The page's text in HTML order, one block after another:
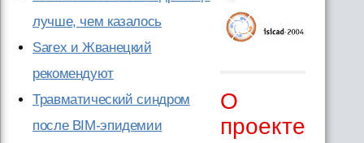
лучше, чем казалось
Sarex и Жванецкий
рекомендуют
Травматический синдром
после BIM-эпидемии
О
проекте